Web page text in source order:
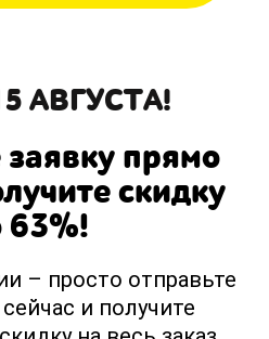
АВГУСТА!
прямо
скидку
63%!
– просто отправьте
и получите